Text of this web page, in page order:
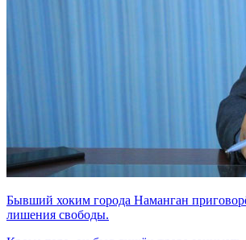
Бывший хоким города Наманган
лишения свободы.